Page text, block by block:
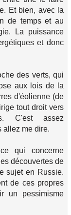
Et bien, avec la
de temps et au
La puissance
et donc
des verts, qui
aux lois de la
d'éolienne (de
tout droit vers
C'est assez
allez me dire.
qui concerne
découvertes de
sujet en Russie.
de ces propres
un pessimisme